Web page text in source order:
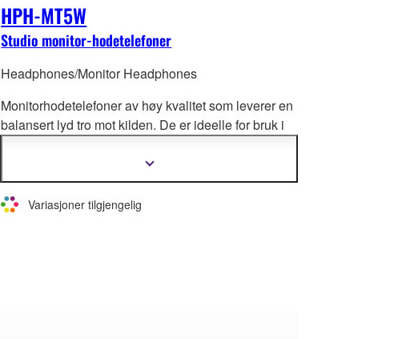
HPH-MT5W
Studio monitor-hodetelefoner
Headphones/Monitor Headphones
Monitorhodetelefoner av høy kvalitet som leverer en
balansert lyd tro mot kilden. De er ideelle for bruk i
lytting. Flott bærbarhet takket være den
sammenleggbare designet og en vekt på kun 250
gram.
Vis
Variasjoner tilgjengelig